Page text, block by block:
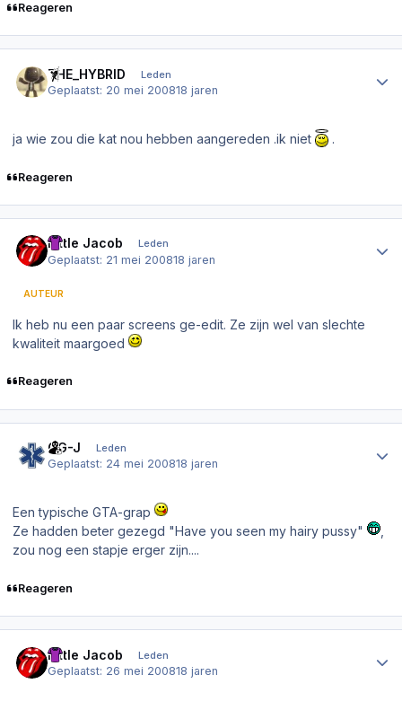
Reageren
THE_HYBRID Leden
Geplaatst: 20 mei 200818 jaren
ja wie zou die kat nou hebben aangereden .ik niet .
Reageren
Little Jacob Leden
Geplaatst: 21 mei 200818 jaren
AUTEUR
Ik heb nu een paar screens ge-edit. Ze zijn wel van slechte
kwaliteit maargoed
Reageren
OG-J Leden
Geplaatst: 24 mei 200818 jaren
Een typische GTA-grap
Ze hadden beter gezegd "Have you seen my hairy pussy"
zou nog een stapje erger zijn....
Reageren
Little Jacob Leden
Geplaatst: 26 mei 200818 jaren